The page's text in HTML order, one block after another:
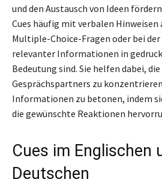
und den Austausch von Ideen
Cues häufig mit verbalen Hinweisen
Multiple-Choice-Fragen oder bei
relevanter Informationen in
Bedeutung sind. Sie helfen dabei,
Gesprächspartners zu
Informationen zu betonen, indem
die gewünschte Reaktionen
Cues im Englischen
Deutschen